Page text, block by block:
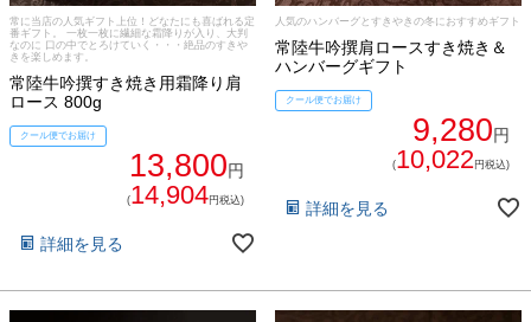
常に当店の人気ギフト上位！どなたにも喜ばれる定
番ギフト。 一枚一枚に繊細な霜降りが入り、大判
なのに 口の中でとろけていく・・・絶品のすきや
きを楽しめます。
常陸牛吟撰すき焼き用霜降り肩
ロース 800g
クール便でお届け
13,800円
(14,904円税込)
詳細を見る
人気のハンバーグとすきやきの冬におすすめギフト
常陸牛吟撰肩ロースすき焼き＆
ハンバーグギフト
クール便でお届け
9,280円
(10,022円税込)
詳細を見る